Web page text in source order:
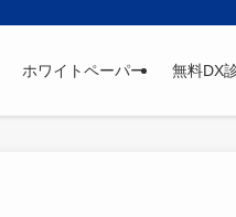
ホワイトペーパー 無料DX